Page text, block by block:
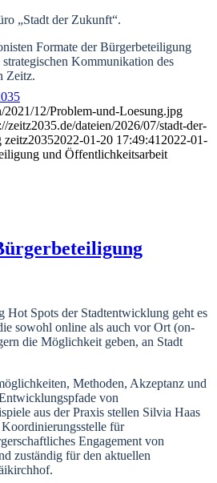
„Stadt der Zukunft“.
Formate der Bürgerbeteiligung
Kommunikation des
Zeitz.
2021/12/Problem-und-Loesung.jpg
zeitz2035.de/dateien/2026/07/stadt-der-
zeitz20352022-01-20 17:49:41 2022-01-
und Öffentlichkeitsarbeit
Hot Spots der Stadtentwicklung geht es
sowohl online als auch vor Ort (on-
die Möglichkeit geben, an Stadt
Methoden, Akzeptanz und
von
aus der Praxis stellen Silvia Haas
für
Engagement von
zuständig für den aktuellen